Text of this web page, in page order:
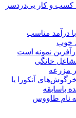
کسب و کار بی‌دردسر
درآمد مناسب
خوب
خانگی
مزرعه
آنکورا یا
باسابقه
نام طاووس